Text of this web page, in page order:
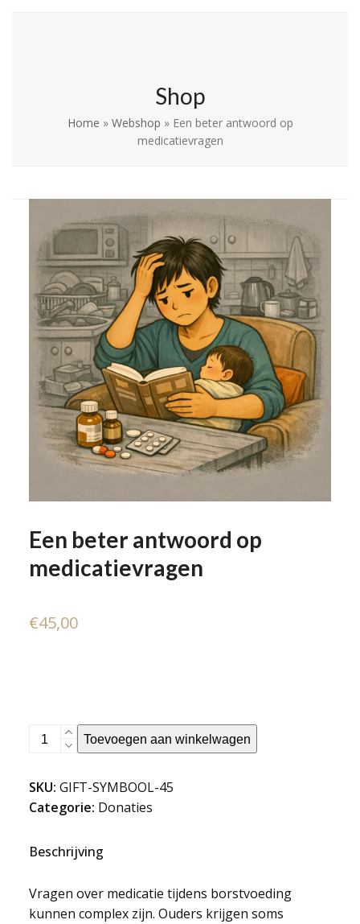
Shop
Home » Webshop » Een beter antwoord op
medicatievragen
Een beter antwoord op
medicatievragen
€45,00
Een
op
medicatievragen
Toevoegen aan winkelwagen
SKU: GIFT-SYMBOOL-45
Categorie: Donaties
Beschrijving
Vragen over medicatie tijdens borstvoeding
kunnen complex zijn. Ouders krijgen soms